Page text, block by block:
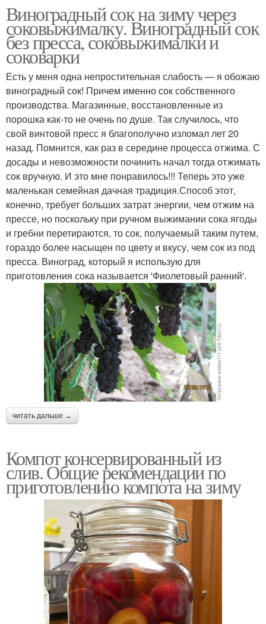
Виноградный сок на зиму через
соковыжималку. Виноградный сок
без пресса, соковыжималки и
соковарки
Есть у меня одна непростительная слабость — я обожаю
виноградный сок! Причем именно сок собственного
производства. Магазинные, восстановленные из
порошка как-то не очень по душе. Так случилось, что
свой винтовой пресс я благополучно изломал лет 20
назад. Помнится, как раз в середине процесса отжима. С
досады и невозможности починить начал тогда отжимать
сок вручную. И это мне понравилось!!! Теперь это уже
маленькая семейная дачная традиция.Способ этот,
конечно, требует больших затрат энергии, чем отжим на
прессе, но поскольку при ручном выжимании сока ягоды
и гребни перетираются, то сок, получаемый таким путем,
гораздо более насыщен по цвету и вкусу, чем сок из под
пресса. Виноград, который я использую для
приготовления сока называется 'Фиолетовый ранний'.
читать дальше →
Компот консервированный из
слив. Общие рекомендации по
приготовлению компота на зиму